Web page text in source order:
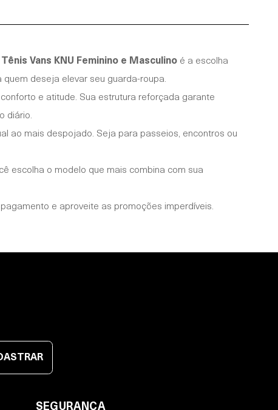
Tênis Vans KNU Feminino e Masculinoé a escolha
deseja elevar seu guarda-roupa.
e atitude. Sua estrutura reforçada garante
diário.
ao mais despojado. Seja para passeios, encontros ou
escolha o modelo que mais combina com sua
e aproveite as promoções imperdíveis.
SEGURANÇA